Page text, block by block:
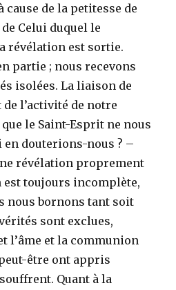
cause de la petitesse de
Celui duquel le
révélation est sortie.
partie ; nous recevons
isolées. La liaison de
l’activité de notre
le Saint-Esprit ne nous
douterions-nous ? –
révélation proprement
est toujours incomplète,
nous bornons tant soit
sont exclues,
l’âme et la communion
être ont appris
Quant à la